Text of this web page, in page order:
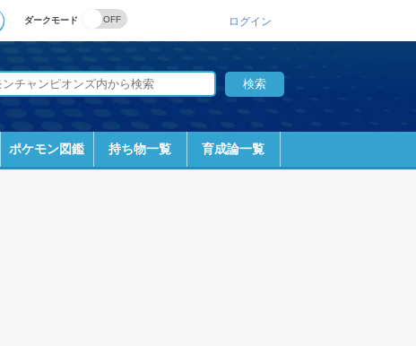
ダークモード ログイン
ポケモン図鑑 持ち物一覧 育成論一覧